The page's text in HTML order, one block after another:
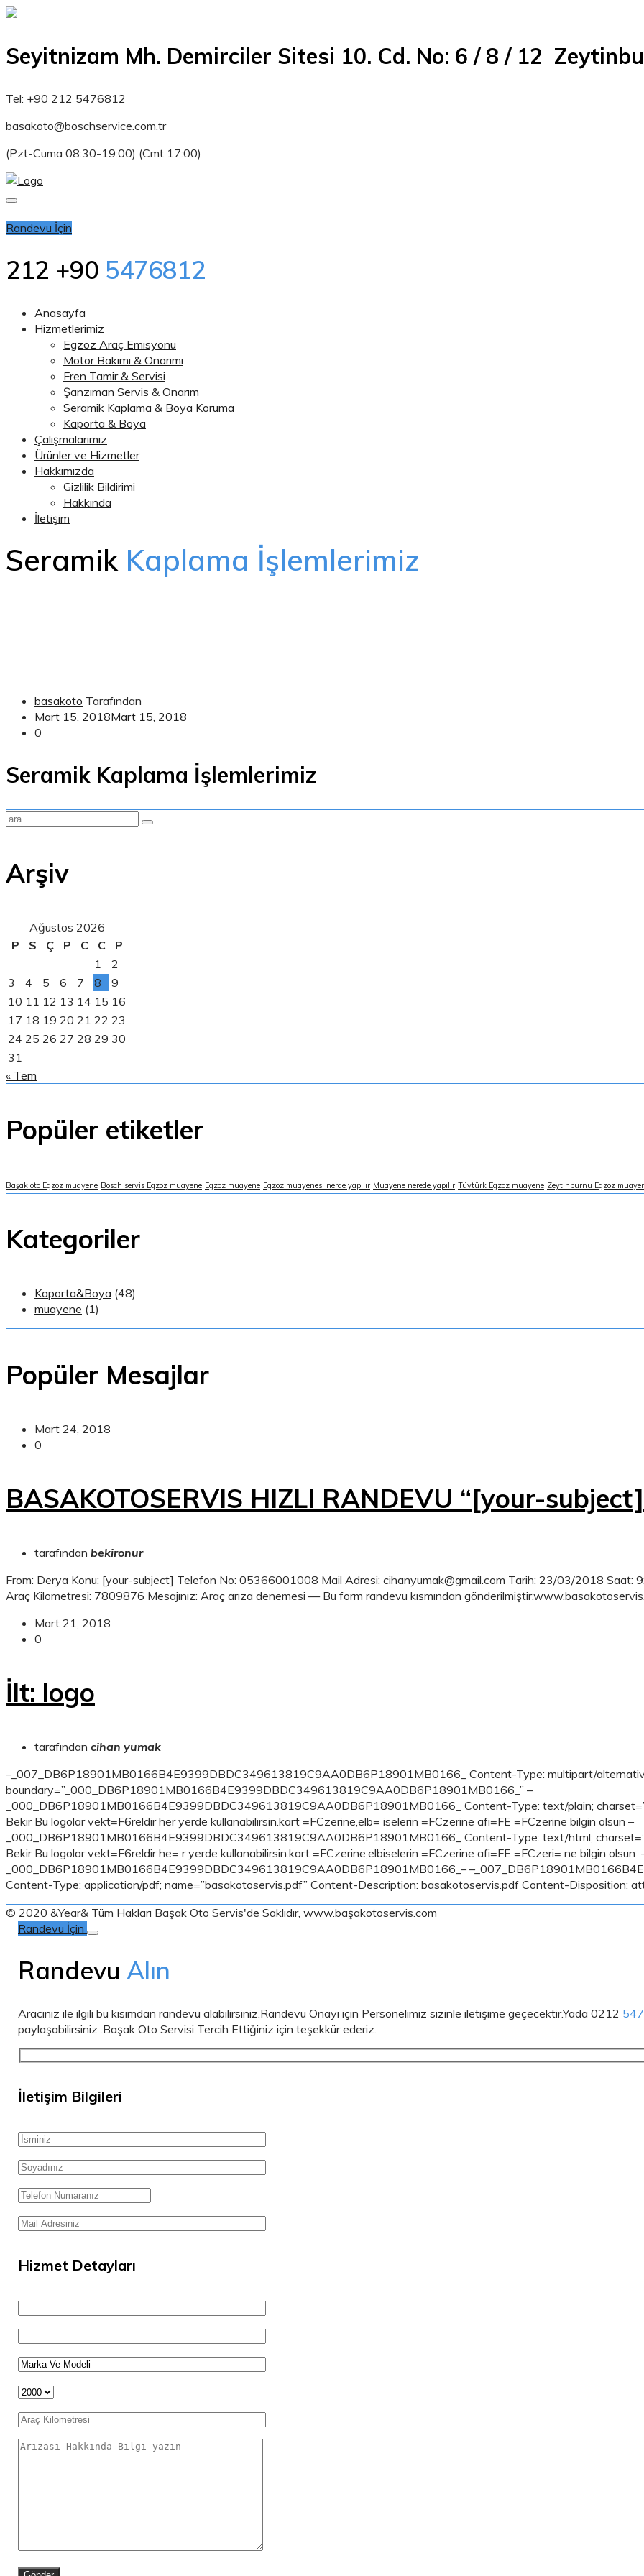
Seyitnizam Mh. Demirciler Sitesi 10. Cd. No: 6 / 8 / 12
Tel: +90 212 5476812
basakoto@boschservice.com.tr
(Pzt-Cuma 08:30-19:00) (Cmt 17:00)
Randevu İçin
212 +90 5476812
Anasayfa
Hizmetlerimiz
Egzoz Araç Emisyonu
Motor Bakımı & Onarımı
Fren Tamir & Servisi
Şanzıman Servis & Onarım
Seramik Kaplama & Boya Koruma
Kaporta & Boya
Çalışmalarımız
Ürünler ve Hizmetler
Hakkımızda
Gizlilik Bildirimi
Hakkında
İletişim
Seramik Kaplama İşlemlerimiz
basakoto Tarafından
Mart 15, 2018Mart 15, 2018
0
Seramik Kaplama İşlemlerimiz
Arşiv
Ağustos 2026
P
S Ç P C C
P
1
2
3
4 5 6 7 8
9
10 11 12 13 14 15 16
17 18 19 20 21 22 23
24 25 26 27 28 29 30
31
« Tem
Popüler etiketler
Başak oto Egzoz muayene Bosch servis Egzoz muayene Egzoz muayene Egzoz muayenesi nerde yapılır Muayene nerede yapılır Tüvtürk Egzoz muayene Zeytinburnu Egzoz
Kategoriler
Kaporta&Boya (48)
muayene (1)
Popüler Mesajlar
Mart 24, 2018
0
BASAKOTOSERVIS HIZLI RANDEVU “[your-
tarafından bekironur
From: Derya Konu: [your-subject] Telefon No: 05366001008 Mail Adresi: cihanyumak@gmail.com Tarih: 23/03/2018 Saat:
Araç Kilometresi: 7809876 Mesajınız: Araç arıza denemesi — Bu form randevu kısmından
Mart 21, 2018
0
İlt: logo
tarafından cihan yumak
–_007_DB6P18901MB0166B4E9399DBDC349613819C9AA0DB6P18901MB0166_ Content-Type: multipart/
boundary=”_000_DB6P18901MB0166B4E9399DBDC349613819C9AA0DB6P18901MB0166_” –
_000_DB6P18901MB0166B4E9399DBDC349613819C9AA0DB6P18901MB0166_ Content-Type: text/plain;
Bekir Bu logolar vekt=F6reldir her yerde kullanabilirsin.kart =FCzerine,elb= iselerin =FCzerine afi=FE =FCzerine bilgin olsun –
_000_DB6P18901MB0166B4E9399DBDC349613819C9AA0DB6P18901MB0166_ Content-Type: text/html;
Bekir Bu logolar vekt=F6reldir he= r yerde kullanabilirsin.kart =FCzerine,elbiselerin =FCzerine afi=FE =FCzeri= ne bilgin olsun
_000_DB6P18901MB0166B4E9399DBDC349613819C9AA0DB6P18901MB0166_–
Content-Type: application/pdf; name=”basakotoservis.pdf” Content-Description: basakotoservis.pdf Content-Disposition:
© 2020 &Year& Tüm Hakları Başak Oto Servis'de Saklıdır, www.başakotoservis.com
Randevu İçin
Randevu Alın
Aracınız ile ilgili bu kısımdan randevu alabilirsiniz.Randevu Onayı için Personelimiz sizinle iletişime geçecektir.Yada 0212
paylaşabilirsiniz .Başak Oto Servisi Tercih Ettiğiniz için teşekkür ederiz.
İletişim Bilgileri
Hizmet Detayları